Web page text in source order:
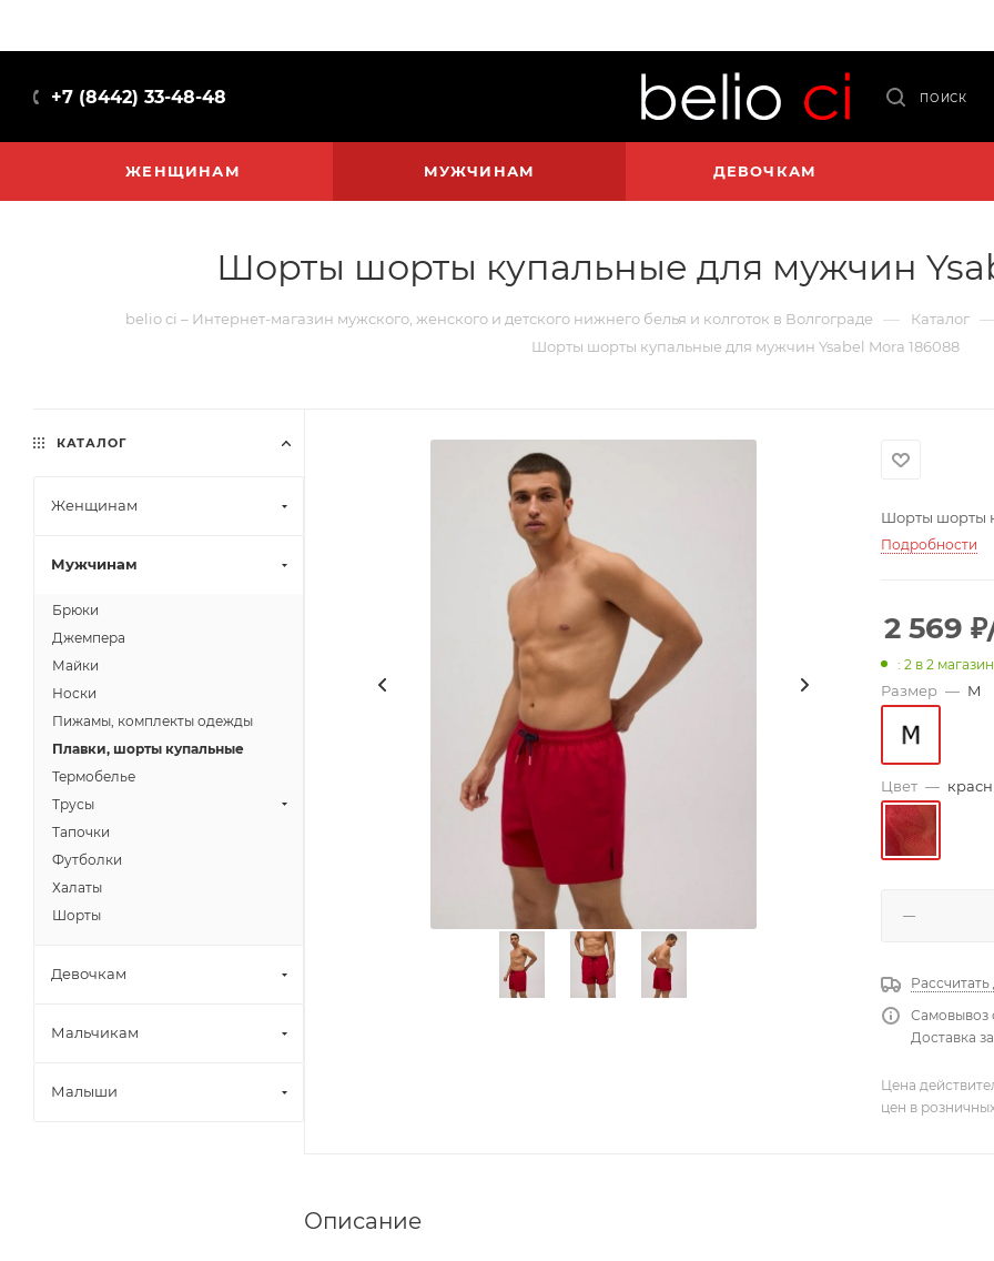
+7 (8442) 33-48-48 ПОИСК
ЖЕНЩИНАМ МУЖЧИНАМ ДЕВОЧКАМ
Шорты шорты купальные для мужчин
belio ci – Интернет-магазин мужского, женского и детского нижнего белья и колготок в Волгограде — Каталог
Шорты шорты купальные для мужчин Ysabel Mora 186088
Шорты шорты
Подробности
2 569 ₽
: 2 в 2
Размер — M
Цвет —
Рассчитать
Самовывоз
Доставка
Цена
цен в
Описание
КАТАЛОГ
Женщинам
Мужчинам
Брюки
Джемпера
Майки
Носки
Пижамы, комплекты одежды
Плавки, шорты купальные
Термобелье
Трусы
Тапочки
Футболки
Халаты
Шорты
Девочкам
Мальчикам
Малыши